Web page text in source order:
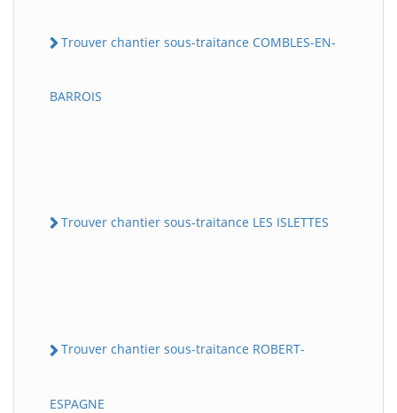
Trouver chantier sous-traitance COMBLES-EN-
BARROIS
Trouver chantier sous-traitance LES ISLETTES
Trouver chantier sous-traitance ROBERT-
ESPAGNE